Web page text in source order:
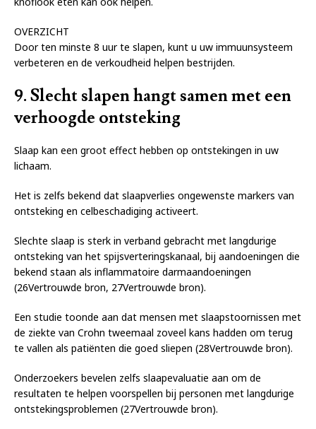
OVERZICHT
Door ten minste 8 uur te slapen, kunt u uw immuunsysteem
verbeteren en de verkoudheid helpen bestrijden.
9. Slecht slapen hangt samen met een
verhoogde ontsteking
Slaap kan een groot effect hebben op ontstekingen in uw
lichaam.
Het is zelfs bekend dat slaapverlies ongewenste markers van
ontsteking en celbeschadiging activeert.
Slechte slaap is sterk in verband gebracht met langdurige
ontsteking van het spijsverteringskanaal, bij aandoeningen die
bekend staan ​​als inflammatoire darmaandoeningen
(26Vertrouwde bron, 27Vertrouwde bron).
Een studie toonde aan dat mensen met slaapstoornissen met
de ziekte van Crohn tweemaal zoveel kans hadden om terug
te vallen als patiënten die goed sliepen (28Vertrouwde bron).
Onderzoekers bevelen zelfs slaapevaluatie aan om de
resultaten te helpen voorspellen bij personen met langdurige
ontstekingsproblemen (27Vertrouwde bron).